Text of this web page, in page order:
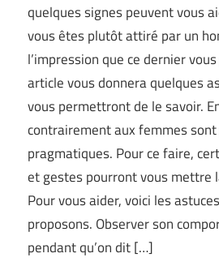
quelques signes peuvent vous
vous êtes plutôt attiré par un
l’impression que ce dernier
article vous donnera quelques
vous permettront de le savoir.
contrairement aux femmes
pragmatiques. Pour ce faire,
et gestes pourront vous mettre
Pour vous aider, voici les
proposons. Observer son
pendant qu’on dit […]